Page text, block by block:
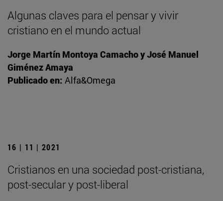
Algunas claves para el pensar y vivir
cristiano en el mundo actual
Jorge Martín Montoya Camacho y José Manuel
Giménez Amaya
Publicado en: Alfa&Omega
16 | 11 | 2021
Cristianos en una sociedad post-cristiana,
post-secular y post-liberal